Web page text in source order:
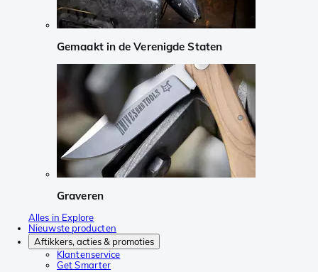
Gemaakt in de Verenigde Staten
Graveren
Alles in Explore
Nieuwste producten
Aftikkers, acties & promoties
Klantenservice
Get Smarter